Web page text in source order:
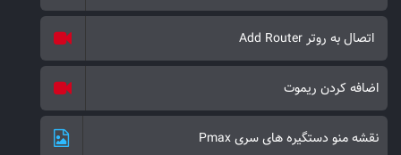
اتصال به روتر Add Router
اضافه کردن ریموت
نقشه منو دستگیره های سری Pmax